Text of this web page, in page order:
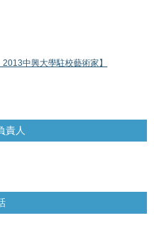
2013中興大學駐校藝術家】
責人